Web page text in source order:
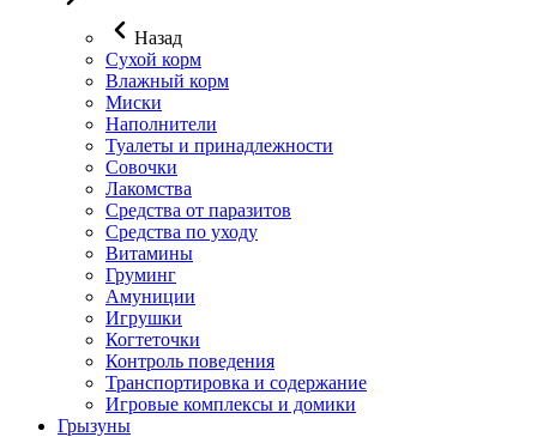
Назад
Сухой корм
Влажный корм
Миски
Наполнители
Туалеты и принадлежности
Совочки
Лакомства
Средства от паразитов
Средства по уходу
Витамины
Груминг
Амуниции
Игрушки
Когтеточки
Контроль поведения
Транспортировка и содержание
Игровые комплексы и домики
Грызуны